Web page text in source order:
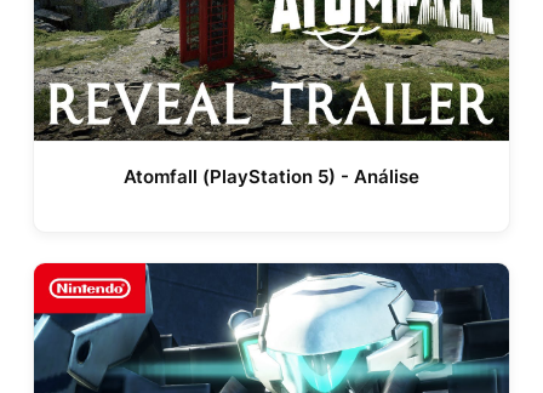
Atomfall (PlayStation 5) - Análise